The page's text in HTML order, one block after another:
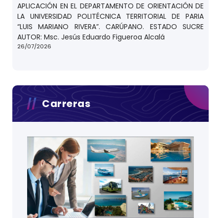
APLICACIÓN EN EL DEPARTAMENTO DE ORIENTACIÓN DE
LA UNIVERSIDAD POLITÉCNICA TERRITORIAL DE PARIA
“LUIS MARIANO RIVERA”. CARÚPANO. ESTADO SUCRE
AUTOR: Msc. Jesús Eduardo Figueroa Alcalá
26/07/2026
Carreras